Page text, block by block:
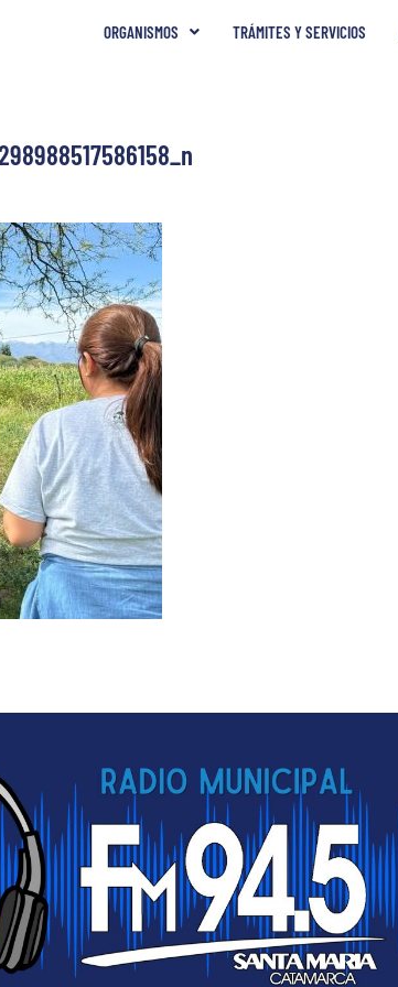
ORGANISMOS TRÁMITES Y SERVICIOS